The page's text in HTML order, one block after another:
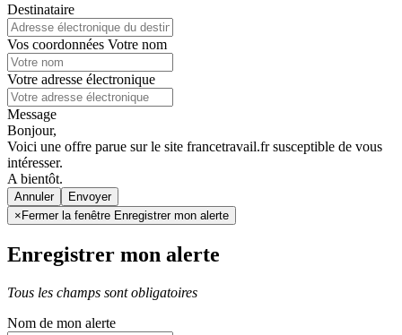
Destinataire
Vos coordonnées Votre nom
Votre adresse électronique
Message
Bonjour,
Voici une offre parue sur le site francetravail.fr susceptible de vous
intéresser.
A bientôt.
Annuler
×Fermer la fenêtre Enregistrer mon alerte
Enregistrer mon alerte
Tous les champs sont obligatoires
Nom de mon alerte